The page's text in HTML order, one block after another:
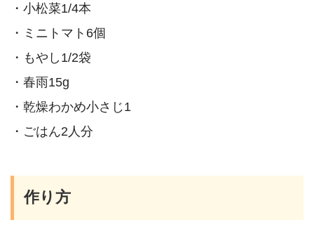
・小松菜1/4本
・ミニトマト6個
・もやし1/2袋
・春雨15g
・乾燥わかめ小さじ1
・ごはん2人分
作り方